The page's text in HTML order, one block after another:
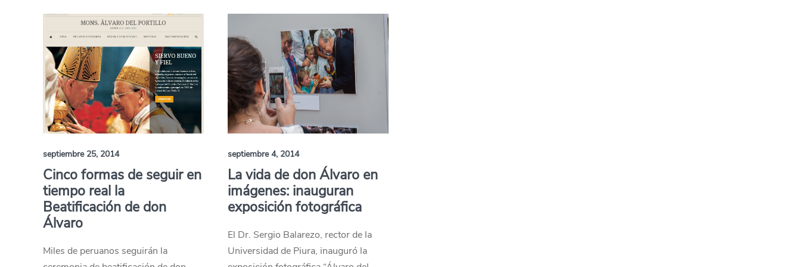
septiembre 25, 2014
Cinco formas de seguir en
tiempo real la
Beatificación de don
Álvaro
Miles de peruanos seguirán la
septiembre 4, 2014
La vida de don Álvaro en
imágenes: inauguran
exposición fotográfica
El Dr. Sergio Balarezo, rector de la
Universidad de Piura, inauguró la